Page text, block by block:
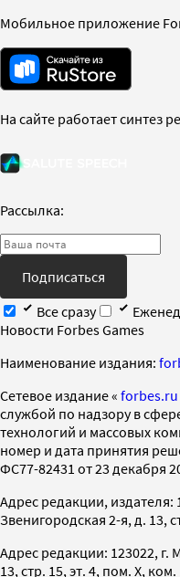
Мобильное приложение
На сайте работает синтез
Рассылка:
Подписаться
Все сразу
Новости Forbes Games
Наименование издания:
Cетевое издание « forbes.ru
службой по надзору в
технологий и массовых
номер и дата принятия
ФС77-82431 от 23 декабря
Адрес редакции, издателя:
Звенигородская 2-я, д. 13,
Адрес редакции: 123022, г.
13, стр. 15, эт. 4, пом. X, ком.